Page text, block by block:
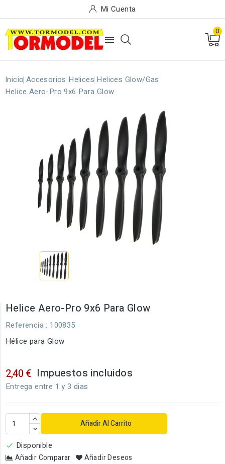
Mi Cuenta

0
Inicio Accesorios Helices Helices Glow/Gas
Helice Aero-Pro 9x6 Para Glow
Helice Aero-Pro 9x6 Para Glow
Referencia : 100835
Hélice para Glow
2,40 € Impuestos incluidos
Entrega entre 1 y 3 dias
Añadir Al Carrito
 Disponible
Añadir Comparar Añadir Deseos